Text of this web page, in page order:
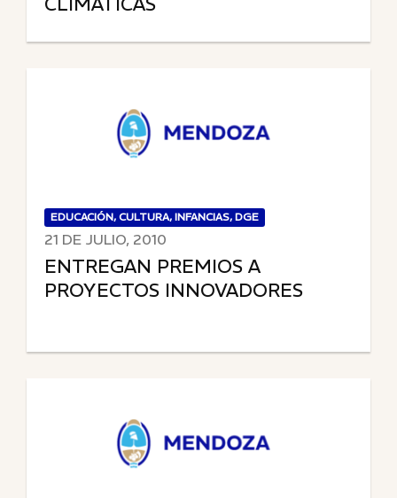
EDUCACIÓN, CULTURA, INFANCIAS, DGE
21 DE JULIO, 2010
ENTREGAN PREMIOS A
PROYECTOS INNOVADORES